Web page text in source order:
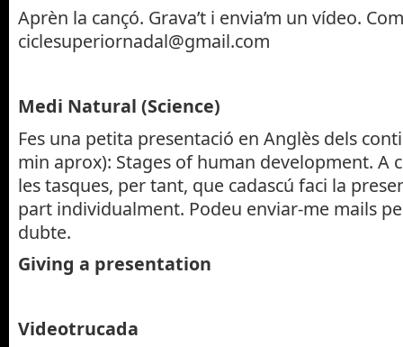
Aprèn la cançó. Grava’t i envia’m un vídeo.
ciclesuperiornadal@gmail.com
Medi Natural (Science)
Fes una petita presentació en Anglès dels
min aprox): Stages of human development. A
les tasques, per tant, que cadascú faci la
part individualment. Podeu enviar-me mails
dubte.
Giving a presentation
Videotrucada